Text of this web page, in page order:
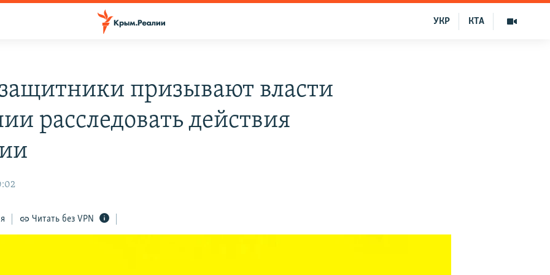
КТА
УКР
призывают власти
расследовать действия
Читать без VPN